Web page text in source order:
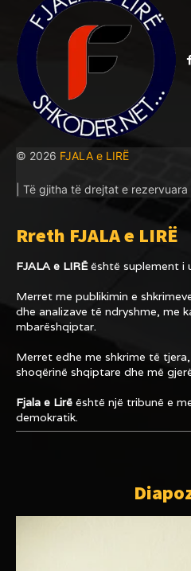
© 2026 FJALA e LIRË
| Të gjitha të drejtat e rezervuara
Rreth FJALA e LIRË
FJALA e LIRËështë suplement i
Merret me publikimin e
dhe analizave të ndryshme, me
mbarëshqiptar.
Merret edhe me shkrime të
shoqërinë shqiptare dhe më
Fjala e Lirë është një tribunë e
demokratik.